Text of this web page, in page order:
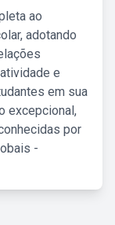
ao
adotando
e
em sua
excepcional,
por
-